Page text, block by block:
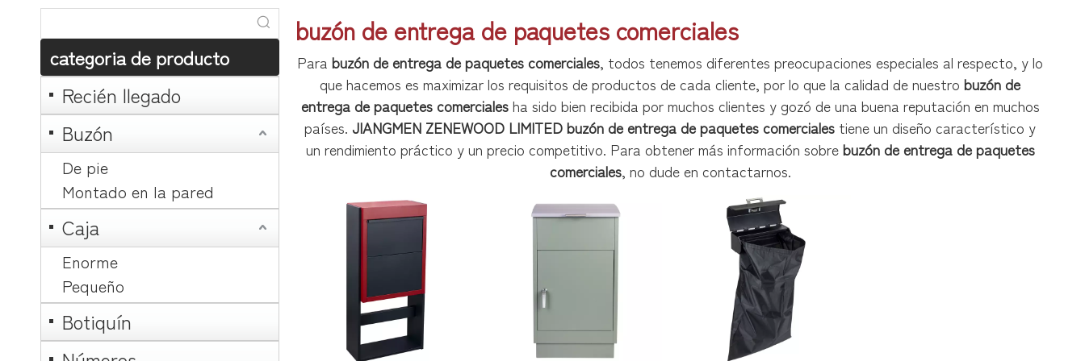
categoria de producto
Recién llegado
Buzón
De pie
Montado en la pared
Caja
Enorme
Pequeño
Botiquín
buzón de entrega de paquetes comerciales
Para buzón de entrega de paquetes comerciales, todos tenemos diferentes preocupaciones especiales al respecto, y lo
que hacemos es maximizar los requisitos de productos de cada cliente, por lo que la calidad de nuestro buzón de
entrega de paquetes comercialesha sido bien recibida por muchos clientes y gozó de una buena reputación en muchos
países. JIANGMEN ZENEWOOD LIMITEDbuzón de entrega de paquetes comerciales tiene un diseño característico y
un rendimiento práctico y un precio competitivo. Para obtener más información sobrebuzón de entrega de paquetes
comerciales, no dude en contactarnos.